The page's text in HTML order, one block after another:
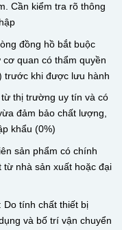
Cần kiểm tra rõ thông
đồng hồ bắt buộc
quan có thẩm quyền
trước khi được lưu hành
thị trường uy tín và có
đảm bảo chất lượng,
khẩu (0%)
sản phẩm có chính
nhà sản xuất hoặc đại
tính chất thiết bị
và bố trí vận chuyển